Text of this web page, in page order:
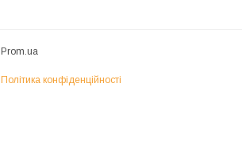
Prom.ua
Політика конфіденційності